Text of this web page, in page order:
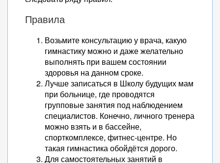
Правила
Возьмите консультацию у врача, какую
гимнастику можно и даже желательно
выполнять при вашем состоянии
здоровья на данном сроке.
Лучше записаться в Школу будущих мам
при больнице, где проводятся
групповые занятия под наблюдением
специалистов. Конечно, личного тренера
можно взять и в бассейне,
спорткомплексе, фитнес-центре. Но
такая гимнастика обойдётся дорого.
Для самостоятельных занятий в